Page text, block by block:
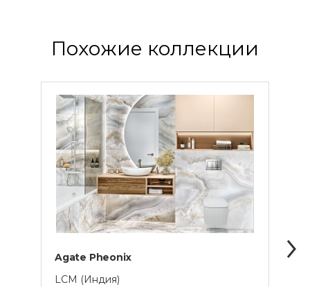
Похожие коллекции
Agate Pheonix
LCM (Индия)